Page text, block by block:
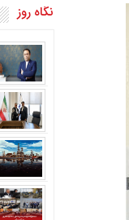
نگاه روز